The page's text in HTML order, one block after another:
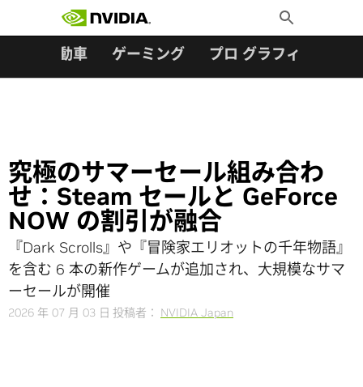
Toggle
Search
自動車 ゲーミング プロ グラフィックス
究極のサマーセール組み合わ
せ：Steam セールと GeForce
NOW の割引が融合
『Dark Scrolls』や『冒険家エリオットの千年物語』
を含む 6 本の新作ゲームが追加され、大規模なサマ
ーセールが開催
2026 年 07 月 03 日 投稿者： NVIDIA Japan